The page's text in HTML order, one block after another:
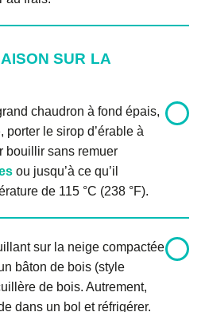
SUR LA
chaudron à fond épais,
porter le sirop d’érable à
bouillir sans remuer
ou jusqu’à ce qu’il
de 115 °C (238 °F).
sur la neige compactée
bâton de bois (style
de bois. Autrement,
dans un bol et réfrigérer.